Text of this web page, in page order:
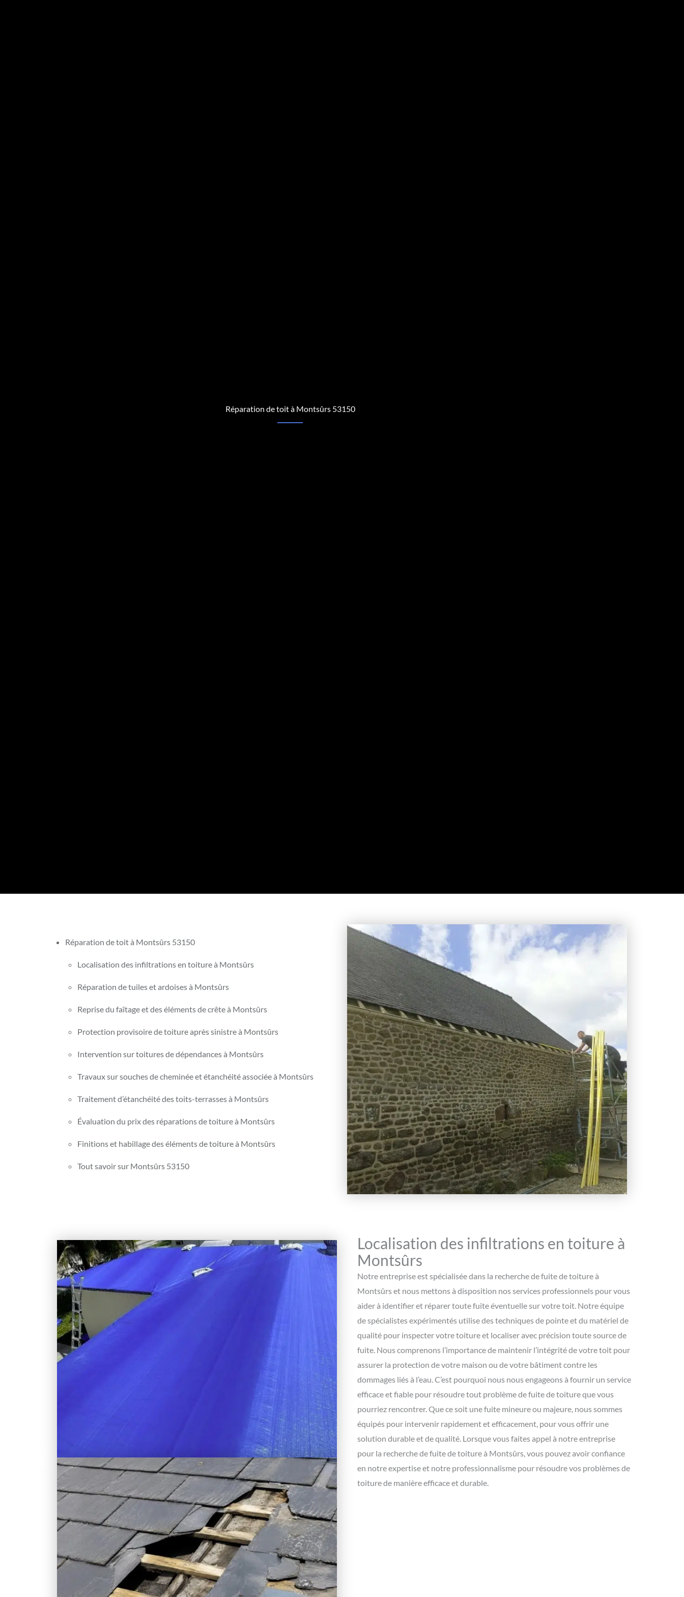
Réparation de toit à Montsûrs 53150
Réparation de toit à Montsûrs 53150
Localisation des infiltrations en toiture à Montsûrs
Réparation de tuiles et ardoises à Montsûrs
Reprise du faîtage et des éléments de crête à Montsûrs
Protection provisoire de toiture après sinistre à Montsûrs
Intervention sur toitures de dépendances à Montsûrs
Travaux sur souches de cheminée et étanchéité associée à Montsûrs
Traitement d’étanchéité des toits-terrasses à Montsûrs
Évaluation du prix des réparations de toiture à Montsûrs
Finitions et habillage des éléments de toiture à Montsûrs
Tout savoir sur Montsûrs 53150
Localisation des infiltrations en toiture à
Montsûrs
Notre entreprise est spécialisée dans la recherche de fuite de toiture à
Montsûrs et nous mettons à disposition nos services professionnels pour vous
aider à identifier et réparer toute fuite éventuelle sur votre toit. Notre équipe
de spécialistes expérimentés utilise des techniques de pointe et du matériel de
qualité pour inspecter votre toiture et localiser avec précision toute source de
fuite. Nous comprenons l’importance de maintenir l’intégrité de votre toit pour
assurer la protection de votre maison ou de votre bâtiment contre les
dommages liés à l’eau. C’est pourquoi nous nous engageons à fournir un service
efficace et fiable pour résoudre tout problème de fuite de toiture que vous
pourriez rencontrer. Que ce soit une fuite mineure ou majeure, nous sommes
équipés pour intervenir rapidement et efficacement, pour vous offrir une
solution durable et de qualité. Lorsque vous faites appel à notre entreprise
pour la recherche de fuite de toiture à Montsûrs, vous pouvez avoir confiance
en notre expertise et notre professionnalisme pour résoudre vos problèmes de
toiture de manière efficace et durable.